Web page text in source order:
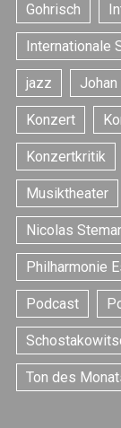
Gohrisch
Internationale
jazz
Konzert
Konzertkritik
Musiktheater
Nicolas
Philharmonie
Podcast
Ton des
S
e
a
r
c
h
f
o
r
: